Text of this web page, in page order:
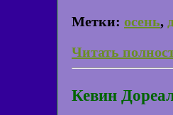
Метки: осень,
Читать
Кевин